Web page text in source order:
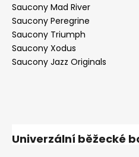
Saucony Mad River
Saucony Peregrine
Saucony Triumph
Saucony Xodus
Saucony Jazz Originals
Univerzální běžecké